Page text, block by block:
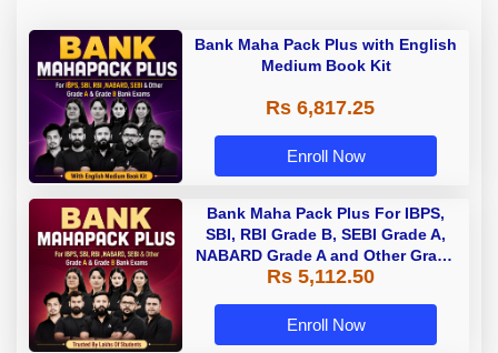
Bank Maha Pack Plus with English
Medium Book Kit
Rs 6,817.25
Enroll Now
Bank Maha Pack Plus For IBPS,
SBI, RBI Grade B, SEBI Grade A,
NABARD Grade A and Other Grade
A & Grade B Bank Exams
Rs 5,112.50
Enroll Now